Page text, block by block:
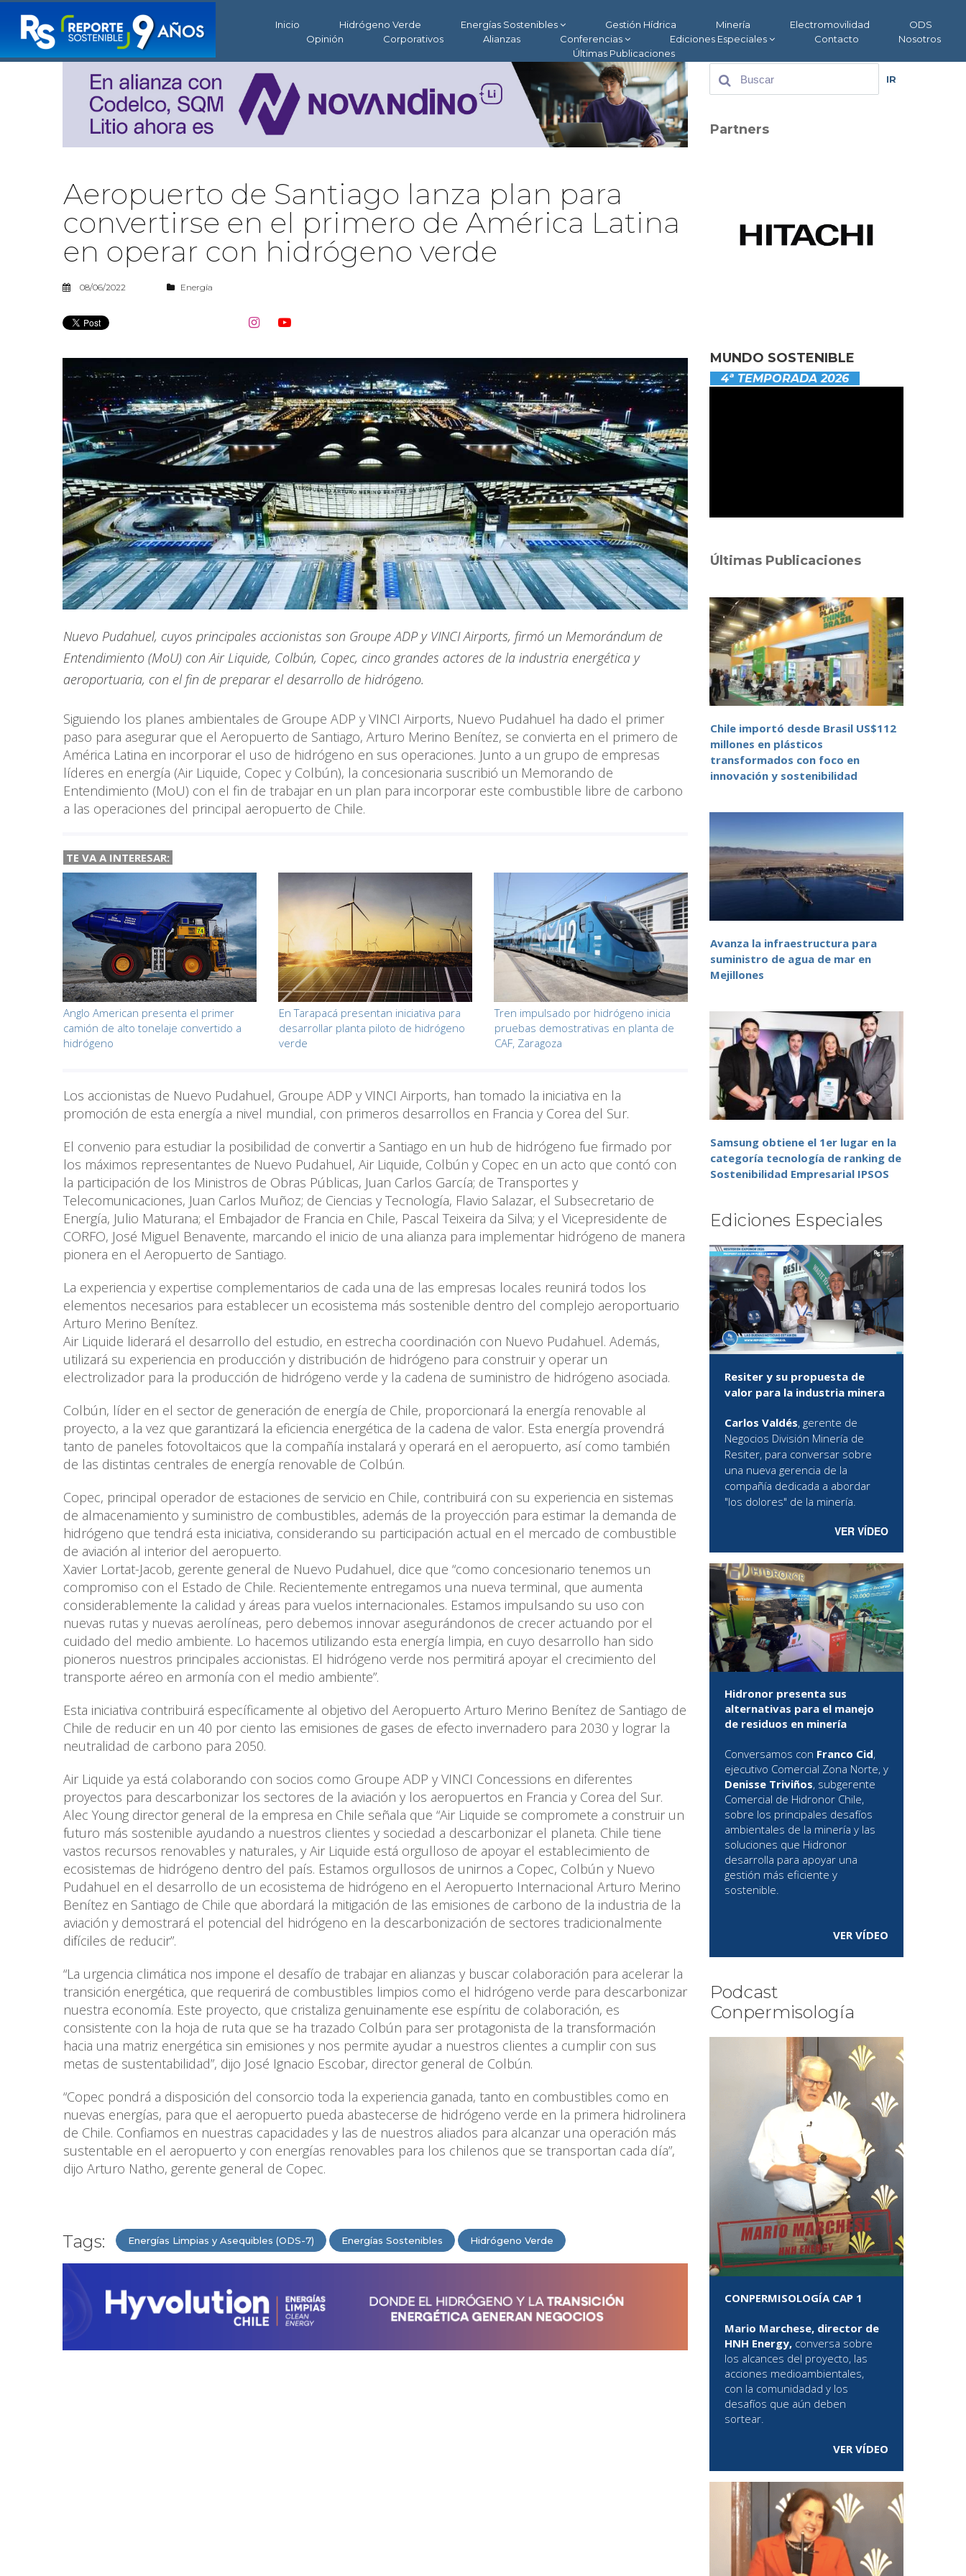
Inicio Hidrógeno Verde Energías Sostenibles Gestión Hídrica Minería Electromovilidad
ODS
Opinión
Corporativos Alianzas Conferencias Ediciones Especiales Contacto
Nosotros
Últimas Publicaciones
Aeropuerto de Santiago lanza plan para
convertirse en el primero de América Latina
en operar con hidrógeno verde
08/06/2022 Energía
 
Nuevo Pudahuel, cuyos principales accionistas son Groupe ADP y VINCI Airports, firmó un Memorándum de
Entendimiento (MoU) con Air Liquide, Colbún, Copec, cinco grandes actores de la industria energética y
aeroportuaria, con el fin de preparar el desarrollo de hidrógeno.
Siguiendo los planes ambientales de Groupe ADP y VINCI Airports, Nuevo Pudahuel ha dado el primer
paso para asegurar que el Aeropuerto de Santiago, Arturo Merino Benítez, se convierta en el primero de
América Latina en incorporar el uso de hidrógeno en sus operaciones. Junto a un grupo de empresas
líderes en energía (Air Liquide, Copec y Colbún), la concesionaria suscribió un Memorando de
Entendimiento (MoU) con el fin de trabajar en un plan para incorporar este combustible libre de carbono
a las operaciones del principal aeropuerto de Chile.
TE VA A INTERESAR:
Anglo American presenta el primer
camión de alto tonelaje convertido a
hidrógeno
En Tarapacá presentan iniciativa para
desarrollar planta piloto de hidrógeno
verde
Tren impulsado por hidrógeno inicia
pruebas demostrativas en planta de
CAF, Zaragoza
Los accionistas de Nuevo Pudahuel, Groupe ADP y VINCI Airports, han tomado la iniciativa en la
promoción de esta energía a nivel mundial, con primeros desarrollos en Francia y Corea del Sur.
El convenio para estudiar la posibilidad de convertir a Santiago en un hub de hidrógeno fue firmado por
los máximos representantes de Nuevo Pudahuel, Air Liquide, Colbún y Copec en un acto que contó con
la participación de los Ministros de Obras Públicas, Juan Carlos García; de Transportes y
Telecomunicaciones, Juan Carlos Muñoz; de Ciencias y Tecnología, Flavio Salazar, el Subsecretario de
Energía, Julio Maturana; el Embajador de Francia en Chile, Pascal Teixeira da Silva; y el Vicepresidente de
CORFO, José Miguel Benavente, marcando el inicio de una alianza para implementar hidrógeno de manera
pionera en el Aeropuerto de Santiago.
La experiencia y expertise complementarios de cada una de las empresas locales reunirá todos los
elementos necesarios para establecer un ecosistema más sostenible dentro del complejo aeroportuario
Arturo Merino Benítez.
Air Liquide liderará el desarrollo del estudio, en estrecha coordinación con Nuevo Pudahuel. Además,
utilizará su experiencia en producción y distribución de hidrógeno para construir y operar un
electrolizador para la producción de hidrógeno verde y la cadena de suministro de hidrógeno asociada.
Colbún, líder en el sector de generación de energía de Chile, proporcionará la energía renovable al
proyecto, a la vez que garantizará la eficiencia energética de la cadena de valor. Esta energía provendrá
tanto de paneles fotovoltaicos que la compañía instalará y operará en el aeropuerto, así como también
de las distintas centrales de energía renovable de Colbún.
Copec, principal operador de estaciones de servicio en Chile, contribuirá con su experiencia en sistemas
de almacenamiento y suministro de combustibles, además de la proyección para estimar la demanda de
hidrógeno que tendrá esta iniciativa, considerando su participación actual en el mercado de combustible
de aviación al interior del aeropuerto.
Xavier Lortat-Jacob, gerente general de Nuevo Pudahuel, dice que “como concesionario tenemos un
compromiso con el Estado de Chile. Recientemente entregamos una nueva terminal, que aumenta
considerablemente la calidad y áreas para vuelos internacionales. Estamos impulsando su uso con
nuevas rutas y nuevas aerolíneas, pero debemos innovar asegurándonos de crecer actuando por el
cuidado del medio ambiente. Lo hacemos utilizando esta energía limpia, en cuyo desarrollo han sido
pioneros nuestros principales accionistas. El hidrógeno verde nos permitirá apoyar el crecimiento del
transporte aéreo en armonía con el medio ambiente”.
Esta iniciativa contribuirá específicamente al objetivo del Aeropuerto Arturo Merino Benítez de Santiago de
Chile de reducir en un 40 por ciento las emisiones de gases de efecto invernadero para 2030 y lograr la
neutralidad de carbono para 2050.
Air Liquide ya está colaborando con socios como Groupe ADP y VINCI Concessions en diferentes
proyectos para descarbonizar los sectores de la aviación y los aeropuertos en Francia y Corea del Sur.
Alec Young director general de la empresa en Chile señala que “Air Liquide se compromete a construir un
futuro más sostenible ayudando a nuestros clientes y sociedad a descarbonizar el planeta. Chile tiene
vastos recursos renovables y naturales, y Air Liquide está orgulloso de apoyar el establecimiento de
ecosistemas de hidrógeno dentro del país. Estamos orgullosos de unirnos a Copec, Colbún y Nuevo
Pudahuel en el desarrollo de un ecosistema de hidrógeno en el Aeropuerto Internacional Arturo Merino
Benítez en Santiago de Chile que abordará la mitigación de las emisiones de carbono de la industria de la
aviación y demostrará el potencial del hidrógeno en la descarbonización de sectores tradicionalmente
difíciles de reducir”.
“La urgencia climática nos impone el desafío de trabajar en alianzas y buscar colaboración para acelerar la
transición energética, que requerirá de combustibles limpios como el hidrógeno verde para descarbonizar
nuestra economía. Este proyecto, que cristaliza genuinamente ese espíritu de colaboración, es
consistente con la hoja de ruta que se ha trazado Colbún para ser protagonista de la transformación
hacia una matriz energética sin emisiones y nos permite ayudar a nuestros clientes a cumplir con sus
metas de sustentabilidad”, dijo José Ignacio Escobar, director general de Colbún.
“Copec pondrá a disposición del consorcio toda la experiencia ganada, tanto en combustibles como en
nuevas energías, para que el aeropuerto pueda abastecerse de hidrógeno verde en la primera hidrolinera
de Chile. Confiamos en nuestras capacidades y las de nuestros aliados para alcanzar una operación más
sustentable en el aeropuerto y con energías renovables para los chilenos que se transportan cada día”,
dijo Arturo Natho, gerente general de Copec.
Tags: Energías Limpias y Asequibles (ODS-7) Energías Sostenibles Hidrógeno Verde
IR
Partners
MUNDO SOSTENIBLE
4ª TEMPORADA 2026
Últimas Publicaciones
Chile importó desde Brasil US$112
millones en plásticos
transformados con foco en
innovación y sostenibilidad
Avanza la infraestructura para
suministro de agua de mar en
Mejillones
Samsung obtiene el 1er lugar en la
categoría tecnología de ranking de
Sostenibilidad Empresarial IPSOS
Ediciones Especiales
Resiter y su propuesta de
valor para la industria minera
Carlos Valdés, gerente de
Negocios División Minería de
Resiter, para conversar sobre
una nueva gerencia de la
compañía dedicada a abordar
"los dolores" de la minería.
VER VÍDEO
Hidronor presenta sus
alternativas para el manejo
de residuos en minería
Conversamos con Franco Cid,
ejecutivo Comercial Zona Norte, y
Denisse Triviños, subgerente
Comercial de Hidronor Chile,
sobre los principales desafíos
ambientales de la minería y las
soluciones que Hidronor
desarrolla para apoyar una
gestión más eficiente y
sostenible.
VER VÍDEO
Podcast
Conpermisología
CONPERMISOLOGÍA CAP 1
Mario Marchese, director de
HNH Energy, conversa sobre
los alcances del proyecto, las
acciones medioambientales,
con la comunidadad y los
desafíos que aún deben
sortear.
VER VÍDEO